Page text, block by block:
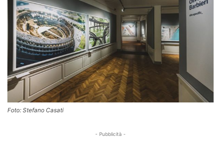
Foto: Stefano Casati
- Pubblicità -